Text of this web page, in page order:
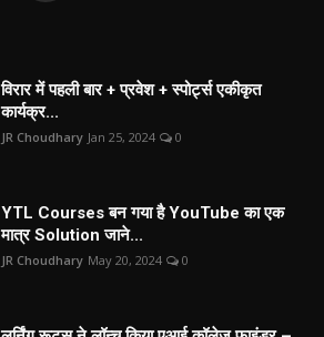
विरार में पहली बार + प्रवेश + स्पोर्ट्स एकीकृत
कार्यक्र...
JR Choudhary Jan 25, 2024 0
YTL Courses बन गया है YouTube का एक
मात्र Solution जाने...
JR Choudhary May 20, 2024 0